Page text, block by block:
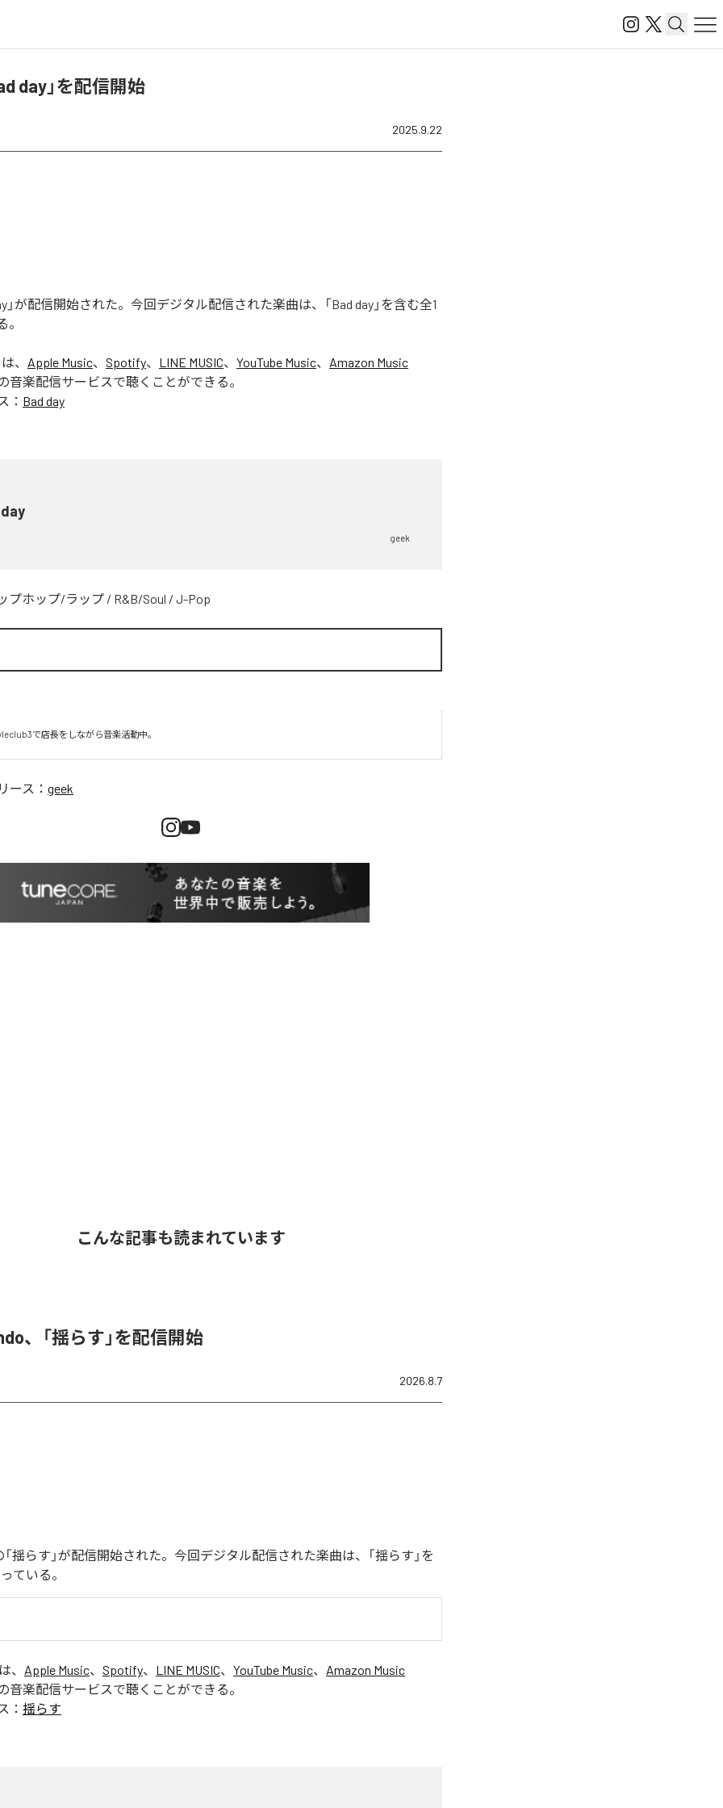
day」を配信開始
2025.9.22
」が配信開始された。今回デジタル配信された楽曲は、「Bad day」を含む全1
は、 Apple Music、 Spotify、 LINE MUSIC、 YouTube Music、 Amazon Music
音楽配信サービスで聴くことができる。
： Bad day
geek
プホップ/ラップ / R&B/Soul / J-Pop
で店長をしながら音楽活動中。
ース： geek
こんな記事も読まれています
、「揺らす」を配信開始
2026.8.7
「揺らす」が配信開始された。今回デジタル配信された楽曲は、「揺らす」を
ている。
、 Apple Music、 Spotify、 LINE MUSIC、 YouTube Music、 Amazon Music
音楽配信サービスで聴くことができる。
： 揺らす